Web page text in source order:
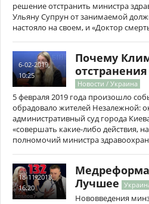
решение отстранить министра
Ульяну Супрун от занимаемой
настояло на своем, и «Доктор
6-02-2019,
10:25
Почему
Новости / Украина
5 февраля 2019 года произошло
обрадовало жителей Незалежной:
административный суд города
«совершать какие-либо действия,
полномочий министра
18-11-2018,
16:20
Медреформа
Лучшее
Нововведения